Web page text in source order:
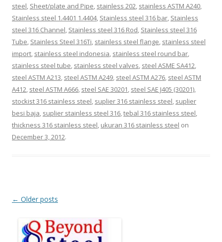
steel, Sheet/plate and Pipe, stainless 202, stainless ASTM A240,
Stainless steel 1.4401 1.4404, Stainless steel 316 bar, Stainless
steel 316 Channel, Stainless steel 316 Rod, Stainless steel 316
Tube, Stainless Steel 316Ti, stainless steel flange, stainless steel
import, stainless steel indonesia, stainless steel round bar,
stainless steel tube, stainless steel valves, steel ASME SA412,
steel ASTM A213, steel ASTM A249, steel ASTM A276, steel ASTM
A412, steel ASTM A666, steel SAE 30201, steel SAE J405 (30201),
stockist 316 stainless steel, suplier 316 stainless steel, suplier
besi baja, suplier stainless steel 316,tebal 316 stainless steel,
thickness 316 stainless steel, ukuran 316 stainless steel on
December 3, 2012.
Post
← Older posts